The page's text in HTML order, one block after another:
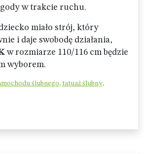
w trakcie ruchu.
miało strój, który
i daje swobodę działania,
w rozmiarze 110/116 cm będzie
wyborem.
ślubnego, tatuaż ślubny,